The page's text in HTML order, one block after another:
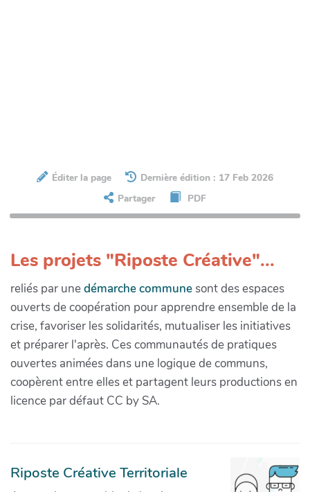
Éditer la page
Dernière édition : 17 Feb 2026
Partager
PDF